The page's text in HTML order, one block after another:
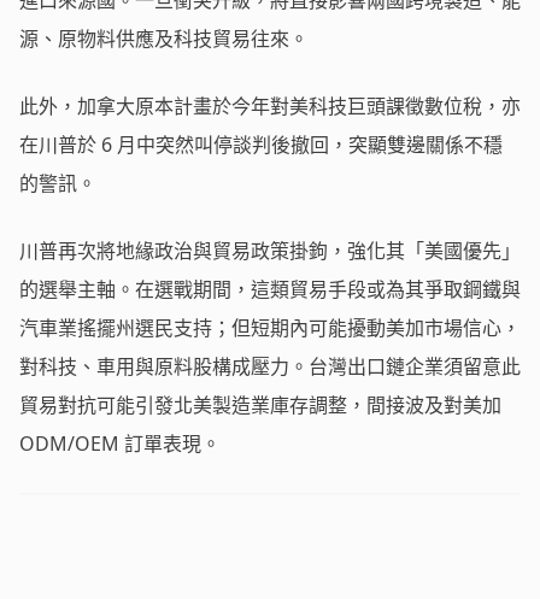
源、原物料供應及科技貿易往來。
此外，加拿大原本計畫於今年對美科技巨頭課徵數位稅，亦
在川普於 6 月中突然叫停談判後撤回，突顯雙邊關係不穩
的警訊。
川普再次將地緣政治與貿易政策掛鉤，強化其「美國優先」
的選舉主軸。在選戰期間，這類貿易手段或為其爭取鋼鐵與
汽車業搖擺州選民支持；但短期內可能擾動美加市場信心，
對科技、車用與原料股構成壓力。台灣出口鏈企業須留意此
貿易對抗可能引發北美製造業庫存調整，間接波及對美加
ODM/OEM 訂單表現。